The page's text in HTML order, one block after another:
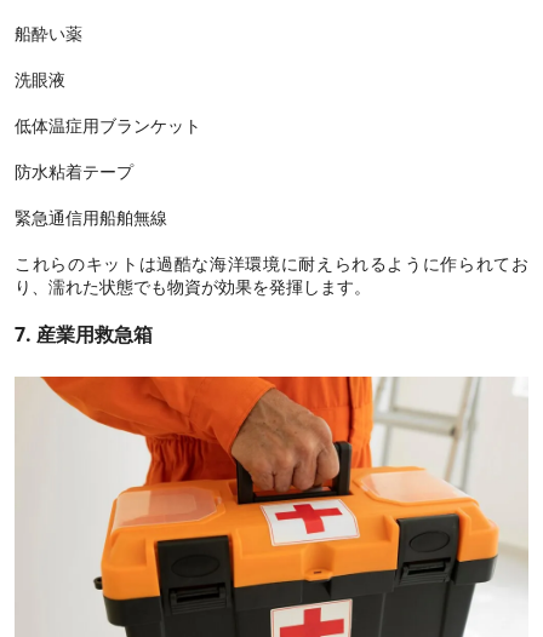
船酔い薬
洗眼液
低体温症用ブランケット
防水粘着テープ
緊急通信用船舶無線
これらのキットは過酷な海洋環境に耐えられるように作られてお
り、濡れた状態でも物資が効果を発揮します。
7. 産業用救急箱